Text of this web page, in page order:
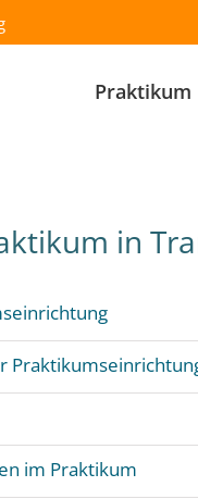
Praktikum
in
im Praktikum